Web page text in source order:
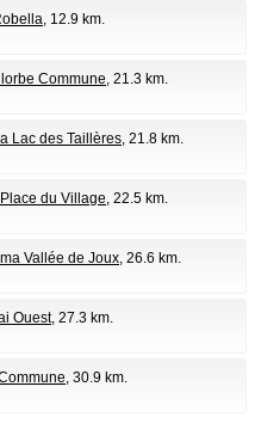
, 12.9 km.
Commune, 21.3 km.
Lac des Taillères, 21.8 km.
du Village, 22.5 km.
Vallée de Joux, 26.6 km.
Ouest, 27.3 km.
, 30.9 km.